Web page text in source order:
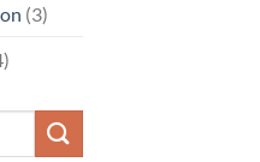
(3)